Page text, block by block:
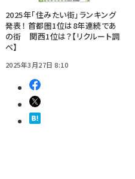
2025年「住みたい街」ランキング
発表！ 首都圏1位は8年連続であ
の街 関西1位は？【リクルート調
べ】
2025年3月27日 8:10